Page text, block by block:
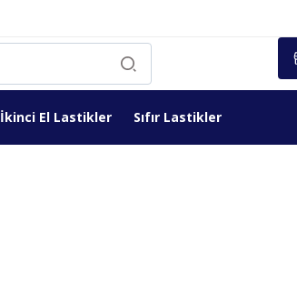
İkinci El Lastikler Sıfır Lastikler